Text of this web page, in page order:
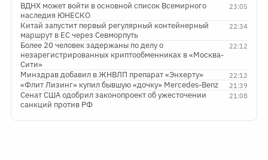
23:05
ВДНХ может войти в основной список Всемирного
наследия ЮНЕСКО
22:34
Китай запустит первый регулярный контейнерный
маршрут в ЕС через Севморпуть
22:12
Более 20 человек задержаны по делу о
незарегистрированных криптообменниках в «Москва-
Сити»
22:12
Минздрав добавил в ЖНВЛП препарат «Энхерту»
21:39
«Флит Лизинг» купил бывшую «дочку» Mercedes-Benz
21:08
Сенат США одобрил законопроект об ужесточении
санкций против РФ